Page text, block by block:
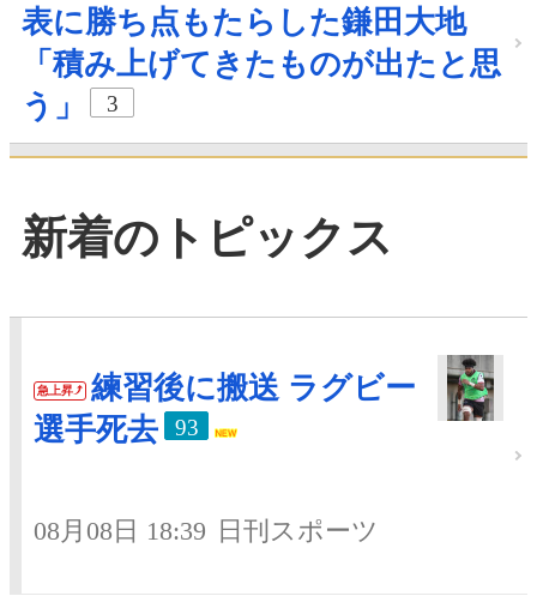
表に勝ち点もたらした鎌田大地
「積み上げてきたものが出たと思
う」
3
新着のトピックス
急上昇
練習後に搬送 ラグビー
選手死去
93
08月08日 18:39 日刊スポーツ